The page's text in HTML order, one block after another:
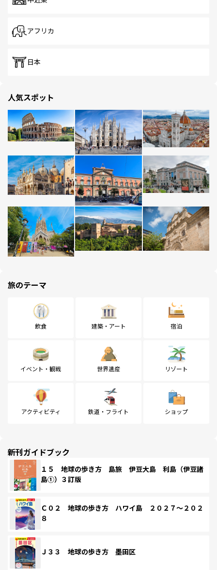
アフリカ
日本
人気スポット
旅のテーマ
飲食 建築・アート 宿泊
イベント・観戦 世界遺産 リゾート
アクティビティ 鉄道・フライト ショップ
新刊ガイドブック
１５ 地球の歩き方 島旅 伊豆大島 利島（伊豆諸
島①）３訂版
Ｃ０２ 地球の歩き方 ハワイ島 ２０２７～２０２
８
Ｊ３３ 地球の歩き方 墨田区